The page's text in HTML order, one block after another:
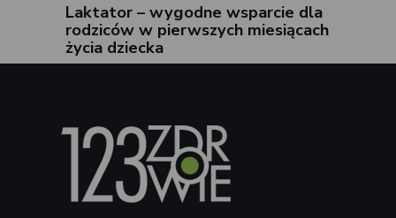
Laktator – wygodne wsparcie dla
rodziców w pierwszych miesiącach
życia dziecka